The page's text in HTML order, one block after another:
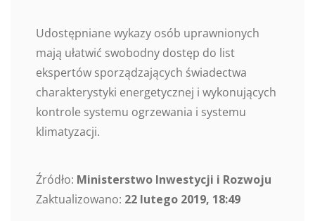
Udostępniane wykazy osób uprawnionych
mają ułatwić swobodny dostęp do list
ekspertów sporządzających świadectwa
charakterystyki energetycznej i wykonujących
kontrole systemu ogrzewania i systemu
klimatyzacji.
Źródło: Ministerstwo Inwestycji i Rozwoju
Zaktualizowano: 22 lutego 2019, 18:49